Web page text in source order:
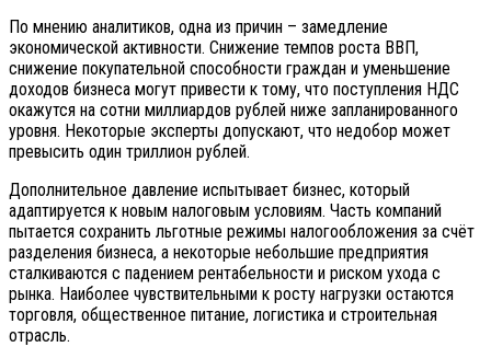
По мнению аналитиков, одна из причин – замедление
экономической активности. Снижение темпов роста ВВП,
снижение покупательной способности граждан и уменьшение
доходов бизнеса могут привести к тому, что поступления НДС
окажутся на сотни миллиардов рублей ниже запланированного
уровня. Некоторые эксперты допускают, что недобор может
превысить один триллион рублей.
Дополнительное давление испытывает бизнес, который
адаптируется к новым налоговым условиям. Часть компаний
пытается сохранить льготные режимы налогообложения за счёт
разделения бизнеса, а некоторые небольшие предприятия
сталкиваются с падением рентабельности и риском ухода с
рынка. Наиболее чувствительными к росту нагрузки остаются
торговля, общественное питание, логистика и строительная
отрасль.